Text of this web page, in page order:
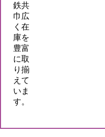
鉄共
巾広
く在
庫を
豊富
に取
り揃
えて
いま
す。